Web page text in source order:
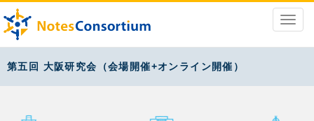
第五回 大阪研究会（会場開催+オンライン開催）